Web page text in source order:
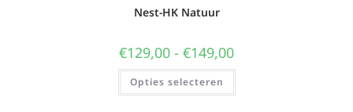
Nest-HK Natuur
€129,00 - €149,00
Opties selecteren